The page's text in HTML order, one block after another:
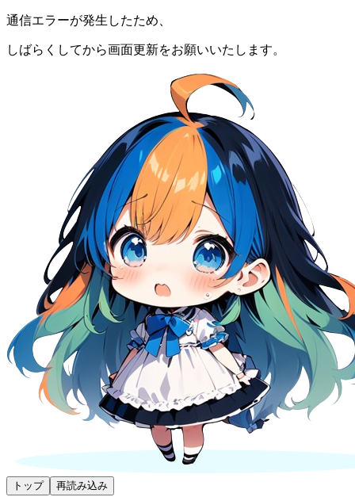
通信エラーが発生したため、
しばらくしてから画面更新をお願いいたします。
トップ 再読み込み